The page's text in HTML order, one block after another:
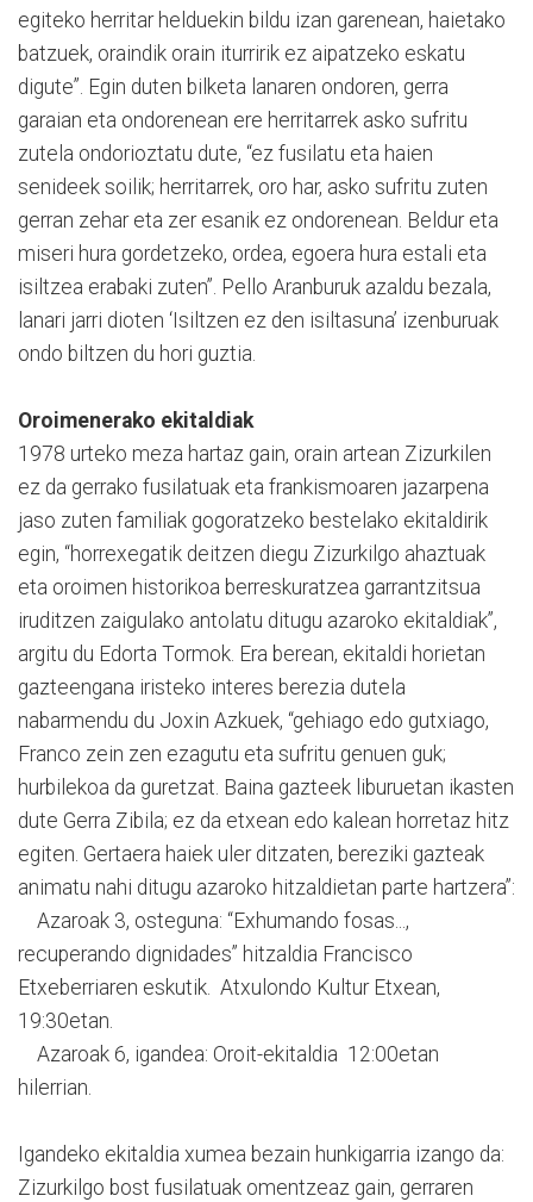
egiteko herritar helduekin bildu izan garenean, haietako
batzuek, oraindik orain iturririk ez aipatzeko eskatu
digute”. Egin duten bilketa lanaren ondoren, gerra
garaian eta ondorenean ere herritarrek asko sufritu
zutela ondorioztatu dute, “ez fusilatu eta haien
senideek soilik; herritarrek, oro har, asko sufritu zuten
gerran zehar eta zer esanik ez ondorenean. Beldur eta
miseri hura gordetzeko, ordea, egoera hura estali eta
isiltzea erabaki zuten”. Pello Aranburuk azaldu bezala,
lanari jarri dioten ‘Isiltzen ez den isiltasuna’ izenburuak
ondo biltzen du hori guztia.
Oroimenerako ekitaldiak
1978 urteko meza hartaz gain, orain artean Zizurkilen
ez da gerrako fusilatuak eta frankismoaren jazarpena
jaso zuten familiak gogoratzeko bestelako ekitaldirik
egin, “horrexegatik deitzen diegu Zizurkilgo ahaztuak
eta oroimen historikoa berreskuratzea garrantzitsua
iruditzen zaigulako antolatu ditugu azaroko ekitaldiak”,
argitu du Edorta Tormok. Era berean, ekitaldi horietan
gazteengana iristeko interes berezia dutela
nabarmendu du Joxin Azkuek, “gehiago edo gutxiago,
Franco zein zen ezagutu eta sufritu genuen guk;
hurbilekoa da guretzat. Baina gazteek liburuetan ikasten
dute Gerra Zibila; ez da etxean edo kalean horretaz hitz
egiten. Gertaera haiek uler ditzaten, bereziki gazteak
animatu nahi ditugu azaroko hitzaldietan parte hartzera”:
Azaroak 3, osteguna: “Exhumando fosas...,
recuperando dignidades” hitzaldia Francisco
Etxeberriaren eskutik. Atxulondo Kultur Etxean,
19:30etan.
Azaroak 6, igandea: Oroit-ekitaldia 12:00etan
hilerrian.
Igandeko ekitaldia xumea bezain hunkigarria izango da:
Zizurkilgo bost fusilatuak omentzeaz gain, gerraren